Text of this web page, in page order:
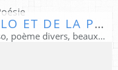
LE MONDE DE LA PHILO ET DE LA POÉSIE
Extraits de livres lus, poèmes perso, poème divers, beaux textes...